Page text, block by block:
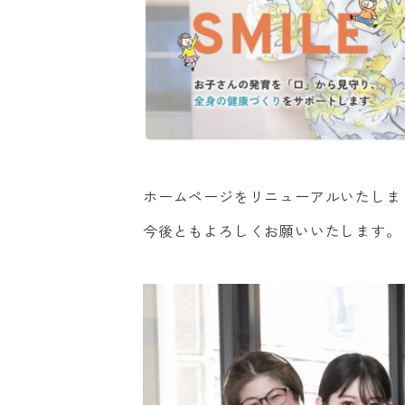
ホームページをリニューアルいたし
今後ともよろしくお願いいたします。